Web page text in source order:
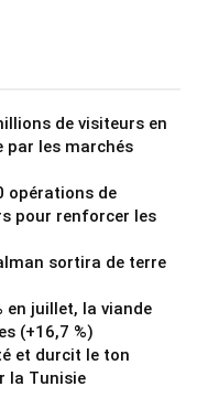
de visiteurs en
par les marchés
opérations de
pour renforcer les
sortira de terre
en juillet, la viande
(+16,7 %)
et durcit le ton
la Tunisie